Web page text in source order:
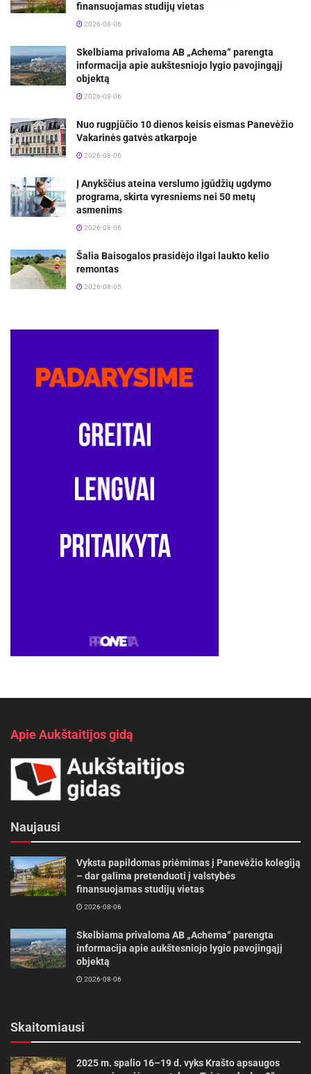
finansuojamas studijų vietas
2026-08-06
Skelbiama privaloma AB „Achema“ parengta
informacija apie aukštesniojo lygio pavojingąjį
objektą
2026-08-06
Nuo rugpjūčio 10 dienos keisis eismas Panevėžio
Vakarinės gatvės atkarpoje
2026-08-06
Į Anykščius ateina verslumo įgūdžių ugdymo
programa, skirta vyresniems nei 50 metų
asmenims
2026-08-06
Šalia Baisogalos prasidėjo ilgai laukto kelio
remontas
2026-08-05
Apie Aukštaitijos gidą
Naujausi
Vyksta papildomas priėmimas į Panevėžio kolegiją
– dar galima pretenduoti į valstybės
finansuojamas studijų vietas
2026-08-06
Skelbiama privaloma AB „Achema“ parengta
informacija apie aukštesniojo lygio pavojingąjį
objektą
2026-08-06
Skaitomiausi
2025 m. spalio 16–19 d. vyks Krašto apsaugos